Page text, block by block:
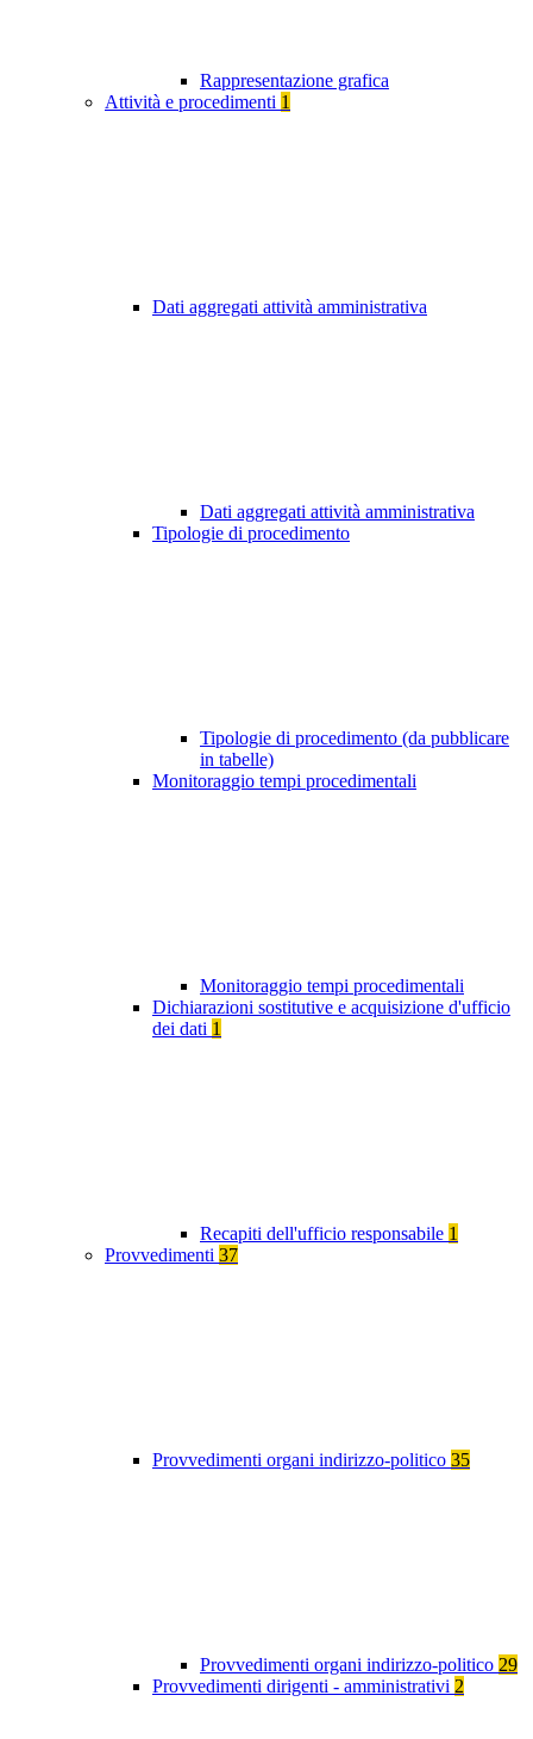
Rappresentazione grafica
Attività e procedimenti 1
Dati aggregati attività amministrativa
Dati aggregati attività amministrativa
Tipologie di procedimento
Tipologie di procedimento (da pubblicare
in tabelle)
Monitoraggio tempi procedimentali
Monitoraggio tempi procedimentali
Dichiarazioni sostitutive e acquisizione d'ufficio
dei dati 1
Recapiti dell'ufficio responsabile 1
Provvedimenti 37
Provvedimenti organi indirizzo-politico 35
Provvedimenti organi indirizzo-politico 29
Provvedimenti dirigenti - amministrativi 2